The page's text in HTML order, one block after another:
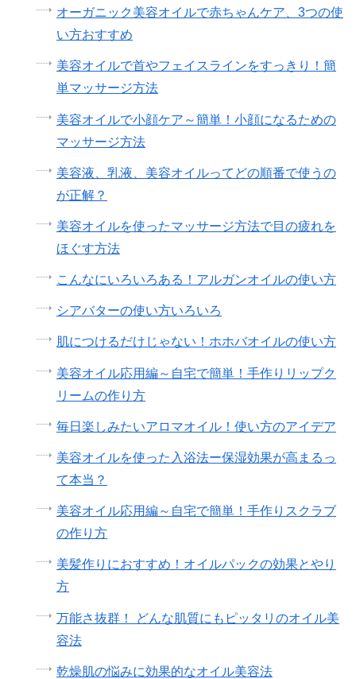
オーガニック美容オイルで赤ちゃんケア、3つの使
い方おすすめ
美容オイルで首やフェイスラインをすっきり！簡
単マッサージ方法
美容オイルで小顔ケア～簡単！小顔になるための
マッサージ方法
美容液、乳液、美容オイルってどの順番で使うの
が正解？
美容オイルを使ったマッサージ方法で目の疲れを
ほぐす方法
こんなにいろいろある！アルガンオイルの使い方
シアバターの使い方いろいろ
肌につけるだけじゃない！ホホバオイルの使い方
美容オイル応用編～自宅で簡単！手作りリップク
リームの作り方
毎日楽しみたいアロマオイル！使い方のアイデア
美容オイルを使った入浴法ー保湿効果が高まるっ
て本当？
美容オイル応用編～自宅で簡単！手作りスクラブ
の作り方
美髪作りにおすすめ！オイルパックの効果とやり
方
万能さ抜群！ どんな肌質にもピッタリのオイル美
容法
乾燥肌の悩みに効果的なオイル美容法